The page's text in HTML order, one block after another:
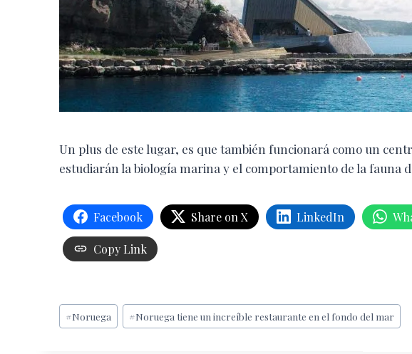
Un plus de este lugar, es que también funcionará como un
estudiarán la biología marina y el comportamiento de la fauna
Facebook Share on X LinkedIn
Copy Link
Etiquetas
de
#Noruega #Noruega tiene un increíble restaurante en el fondo del mar